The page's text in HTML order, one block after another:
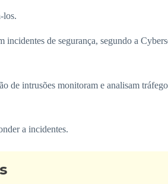
los.
de segurança, segundo a
de intrusões monitoram e analisam
a incidentes.